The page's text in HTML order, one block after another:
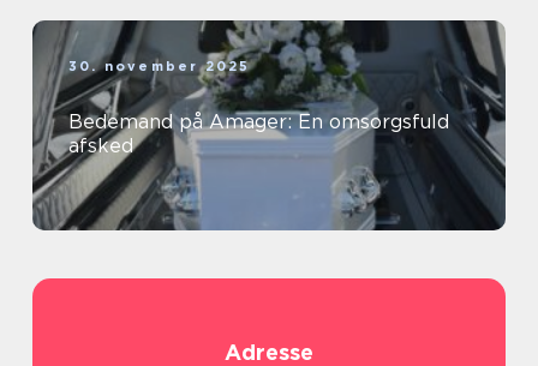
30. november 2025
Bedemand på Amager: En omsorgsfuld
afsked
Adresse